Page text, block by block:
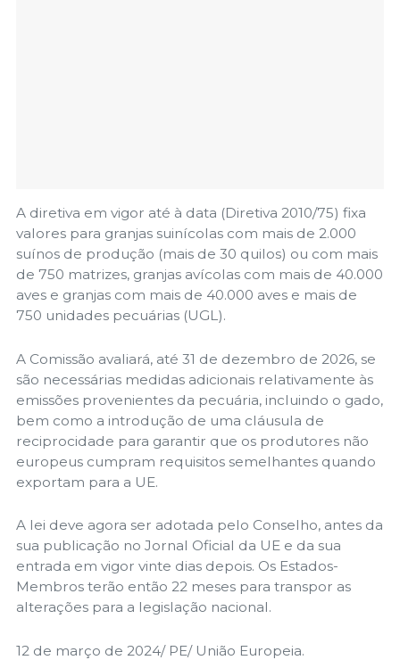
A diretiva em vigor até à data (Diretiva 2010/75) fixa
valores para granjas suinícolas com mais de 2.000
suínos de produção (mais de 30 quilos) ou com mais
de 750 matrizes, granjas avícolas com mais de 40.000
aves e granjas com mais de 40.000 aves e mais de
750 unidades pecuárias (UGL).
A Comissão avaliará, até 31 de dezembro de 2026, se
são necessárias medidas adicionais relativamente às
emissões provenientes da pecuária, incluindo o gado,
bem como a introdução de uma cláusula de
reciprocidade para garantir que os produtores não
europeus cumpram requisitos semelhantes quando
exportam para a UE.
A lei deve agora ser adotada pelo Conselho, antes da
sua publicação no Jornal Oficial da UE e da sua
entrada em vigor vinte dias depois. Os Estados-
Membros terão então 22 meses para transpor as
alterações para a legislação nacional.
12 de março de 2024/ PE/ União Europeia.